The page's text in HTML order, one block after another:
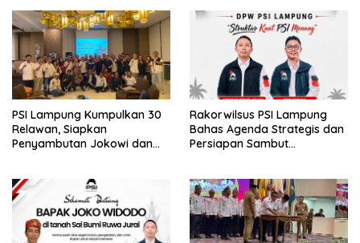
PSI Lampung Kumpulkan 30
Relawan, Siapkan
Penyambutan Jokowi dan
Rakorwilsus PSI Lampung
Bahas Agenda Strategis dan
Persiapan Sambut